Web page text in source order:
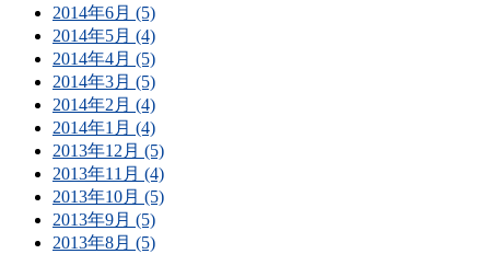
2014年6月 (5)
2014年5月 (4)
2014年4月 (5)
2014年3月 (5)
2014年2月 (4)
2014年1月 (4)
2013年12月 (5)
2013年11月 (4)
2013年10月 (5)
2013年9月 (5)
2013年8月 (5)